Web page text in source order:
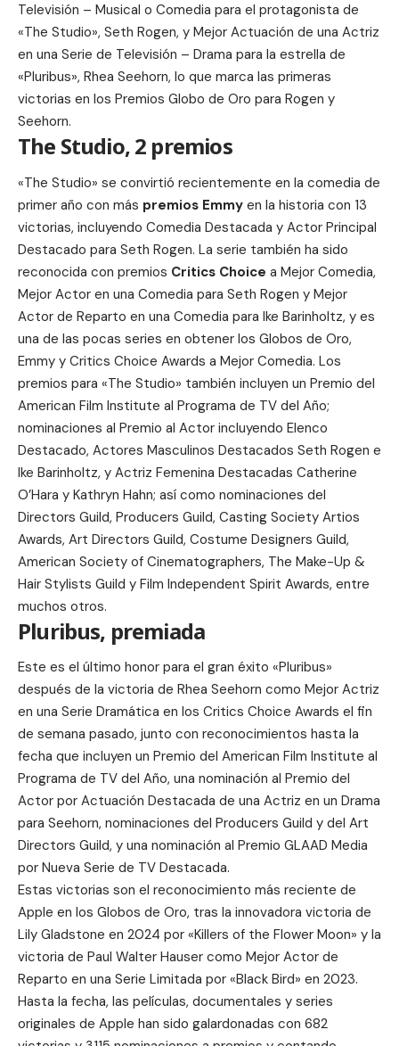
Televisión – Musical o Comedia para el protagonista de
«The Studio», Seth Rogen, y Mejor Actuación de una Actriz
en una Serie de Televisión – Drama para la estrella de
«Pluribus», Rhea Seehorn, lo que marca las primeras
victorias en los Premios Globo de Oro para Rogen y
Seehorn.
The Studio, 2 premios
«The Studio» se convirtió recientemente en la comedia de
primer año con más premios Emmy en la historia con 13
victorias, incluyendo Comedia Destacada y Actor Principal
Destacado para Seth Rogen. La serie también ha sido
reconocida con premios Critics Choice a Mejor Comedia,
Mejor Actor en una Comedia para Seth Rogen y Mejor
Actor de Reparto en una Comedia para Ike Barinholtz, y es
una de las pocas series en obtener los Globos de Oro,
Emmy y Critics Choice Awards a Mejor Comedia. Los
premios para «The Studio» también incluyen un Premio del
American Film Institute al Programa de TV del Año;
nominaciones al Premio al Actor incluyendo Elenco
Destacado, Actores Masculinos Destacados Seth Rogen e
Ike Barinholtz, y Actriz Femenina Destacadas Catherine
O’Hara y Kathryn Hahn; así como nominaciones del
Directors Guild, Producers Guild, Casting Society Artios
Awards, Art Directors Guild, Costume Designers Guild,
American Society of Cinematographers, The Make-Up &
Hair Stylists Guild y Film Independent Spirit Awards, entre
muchos otros.
Pluribus, premiada
Este es el último honor para el gran éxito «Pluribus»
después de la victoria de Rhea Seehorn como Mejor Actriz
en una Serie Dramática en los Critics Choice Awards el fin
de semana pasado, junto con reconocimientos hasta la
fecha que incluyen un Premio del American Film Institute al
Programa de TV del Año, una nominación al Premio del
Actor por Actuación Destacada de una Actriz en un Drama
para Seehorn, nominaciones del Producers Guild y del Art
Directors Guild, y una nominación al Premio GLAAD Media
por Nueva Serie de TV Destacada.
Estas victorias son el reconocimiento más reciente de
Apple en los Globos de Oro, tras la innovadora victoria de
Lily Gladstone en 2024 por «Killers of the Flower Moon» y la
victoria de Paul Walter Hauser como Mejor Actor de
Reparto en una Serie Limitada por «Black Bird» en 2023.
Hasta la fecha, las películas, documentales y series
originales de Apple han sido galardonadas con 682